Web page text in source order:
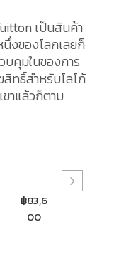
เป็นสินค้า
งของโลกเลยก็
บคุมในของการ
สิทธิ์สำหรับโลโก้
าแล้วก็ตาม
฿83,6
00